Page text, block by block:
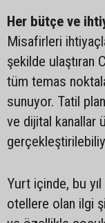
Her bütçe ve
Misafirleri
şekilde ulaştıran
tüm temas
sunuyor. Tatil
ve dijital kanallar
Yurt içinde, bu
otellere olan ilgi